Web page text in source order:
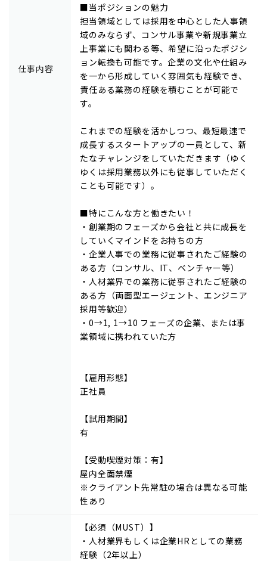
仕事内容
■当ポジションの魅力
担当領域としては採用を中心とした人事領
域のみならず、コンサル事業や新規事業立
上事業にも関わる等、希望に沿ったポジシ
ョン転換も可能です。企業の文化や仕組み
を一から形成していく雰囲気も経験でき、
責任ある業務の経験を積むことが可能で
す。
これまでの経験を活かしつつ、最短最速で
成長するスタートアップの一員として、新
たなチャレンジをしていただきます（ゆく
ゆくは採用業務以外にも従事していただく
ことも可能です）。
■特にこんな方と働きたい！
・創業期のフェーズから会社と共に成長を
していくマインドをお持ちの方
・企業人事での業務に従事されたご経験の
ある方（コンサル、IT、ベンチャー等）
・人材業界での業務に従事されたご経験の
ある方（両面型エージェント、エンジニア
採用等歓迎）
・0→1, 1→10 フェーズの企業、または事
業領域に携われていた方
【雇用形態】
正社員
【試用期間】
有
【受動喫煙対策：有】
屋内全面禁煙
※クライアント先常駐の場合は異なる可能
性あり
【必須（MUST）】
・人材業界もしくは企業HRとしての業務
経験（2年以上）